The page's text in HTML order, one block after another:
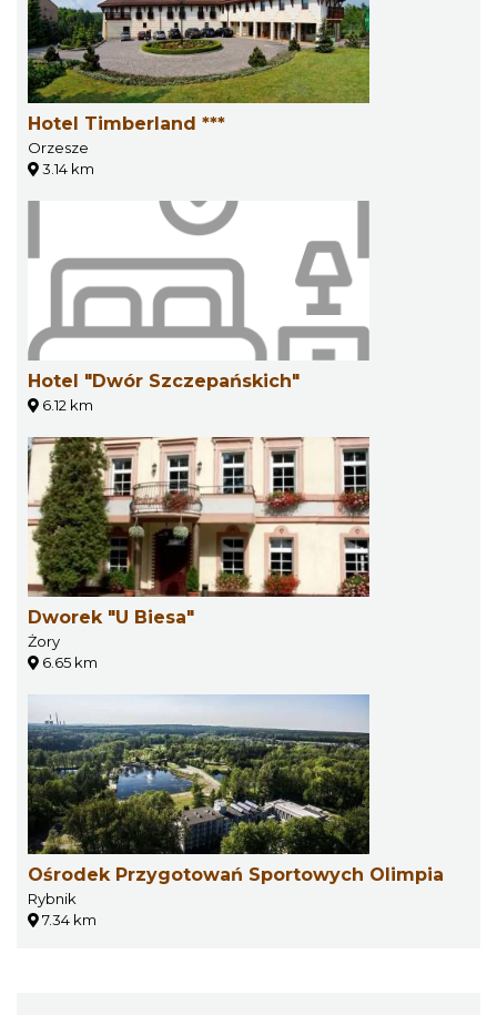
Hotel Timberland ***
Orzesze
3.14 km
Hotel "Dwór Szczepańskich"
6.12 km
Dworek "U Biesa"
Żory
6.65 km
Ośrodek Przygotowań Sportowych Olimpia
Rybnik
7.34 km